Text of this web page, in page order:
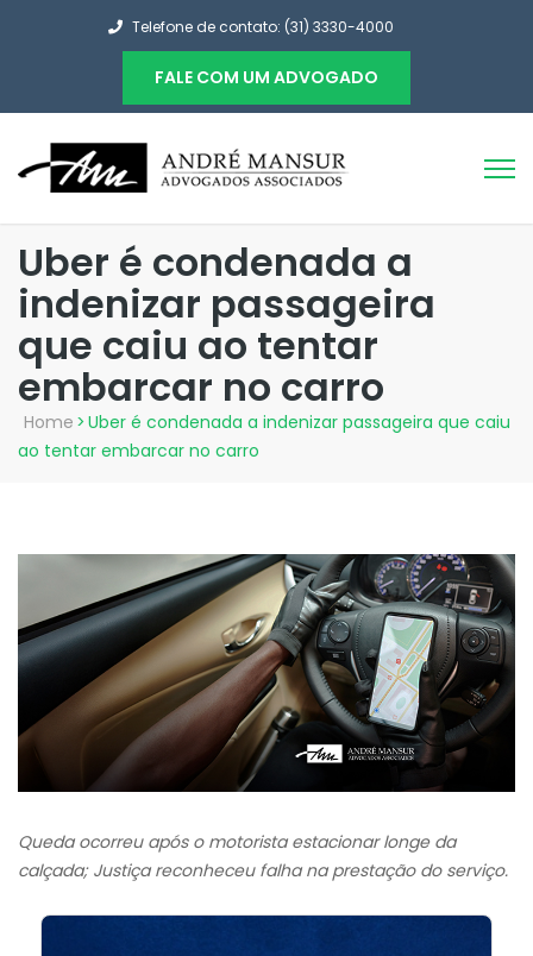
Telefone de contato: (31) 3330-4000
FALE COM UM ADVOGADO
Uber é condenada a
indenizar passageira
que caiu ao tentar
embarcar no carro
Home > Uber é condenada a indenizar passageira que caiu
ao tentar embarcar no carro
Queda ocorreu após o motorista estacionar longe da
calçada; Justiça reconheceu falha na prestação do serviço.